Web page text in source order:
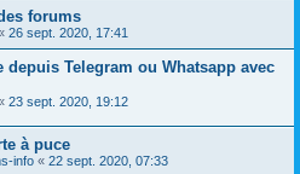
forums
26 sept. 2020, 17:41
depuis Telegram ou Whatsapp avec
23 sept. 2020, 19:12
à puce
info « 22 sept. 2020, 07:33